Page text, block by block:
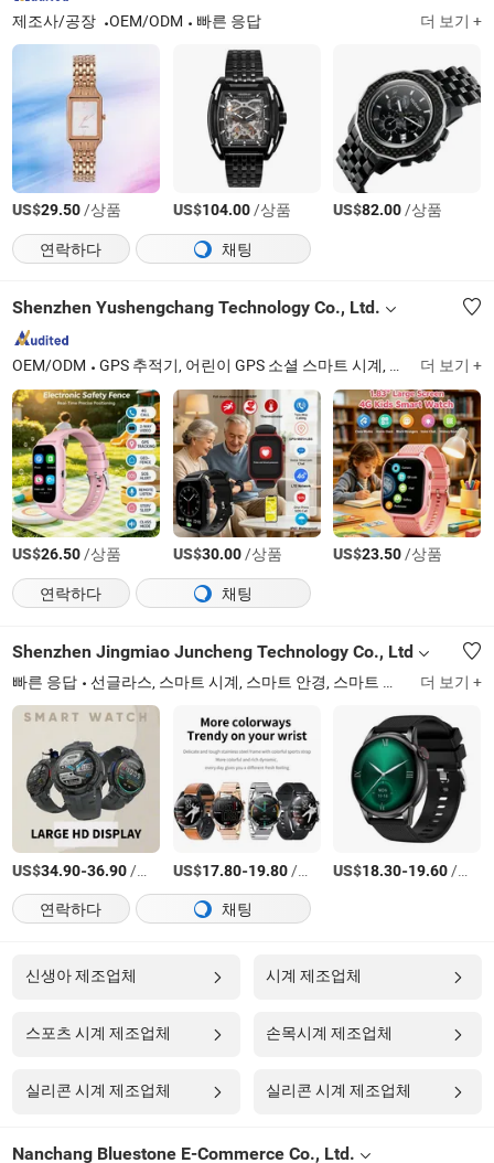
제조사/공장 OEM/ODM 빠른 응답 더 보기 +
US$29.50/상품 US$104.00/상품 US$82.00/상품
연락하다
채팅
Shenzhen Yushengchang Technology Co., Ltd.
OEM/ODM GPS 추적기, 어린이 GPS 소셜 스마트 시계, 노인 건강 관리 GPS, 애완동물 GPS 추적기, 차량 관리 추적, 미니 방수 GPS 추적기, 자전거 오토바이 자동차 추적기, 자산 추적 장치, 스마트 피트니스 시계, 스마트 블루투스 팔찌 더 보기 +
US$26.50/상품 US$30.00/상품 US$23.50/상품
연락하다
채팅
Shenzhen Jingmiao Juncheng Technology Co., Ltd
빠른 응답 선글라스, 스마트 시계, 스마트 안경, 스마트 헤드폰, 인공지능 안경, 인공지능 헤드폰, 시계, 스마트 안경, 스마트워치, 스마트 헤드폰 더 보기 +
US$34.90-36.90/상품 US$17.80-19.80/상품 US$18.30-19.60/상품
연락하다
채팅
신생아 제조업체 시계 제조업체
스포츠 시계 제조업체 손목시계 제조업체
실리콘 시계 제조업체 실리콘 시계 제조업체
Nanchang Bluestone E-Commerce Co., Ltd.